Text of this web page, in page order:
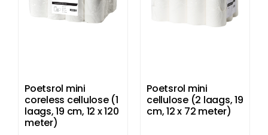
Poetsrol mini
coreless cellulose (1
laags, 19 cm, 12 x 120
meter)
Poetsrol mini
cellulose (2 laags, 19
cm, 12 x 72 meter)